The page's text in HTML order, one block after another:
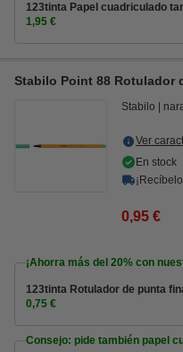
123tinta Papel cuadriculado
1,95 €
Stabilo Point 88 Rotulador
Stabilo
Ver
En stock
0,95 €
¡Ahorra más del 20% con
123tinta Rotulador de punta
0,75 €
Consejo: pide también papel